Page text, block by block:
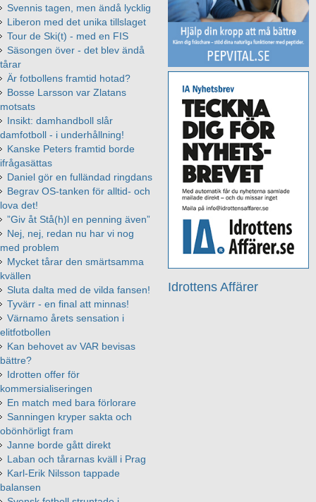
Idrottens Affärer
Svennis tagen, men ändå lycklig
Liberon med det unika tillslaget
Tour de Ski(t) - med en FIS
Säsongen över - det blev ändå
tårar
Är fotbollens framtid hotad?
Bosse Larsson var Zlatans
motsats
Insikt: damhandboll slår
damfotboll - i underhållning!
Kanske Peters framtid borde
ifrågasättas
Daniel gör en fulländad ringdans
Begrav OS-tanken för alltid- och
lova det!
”Giv åt Stå(h)l en penning även”
Nej, nej, redan nu har vi nog
med problem
Mycket tårar den smärtsamma
kvällen
Sluta dalta med de vilda fansen!
Tyvärr - en final att minnas!
Värnamo årets sensation i
elitfotbollen
Kan behovet av VAR bevisas
bättre?
Idrotten offer för
kommersialiseringen
En match med bara förlorare
Sanningen kryper sakta och
obönhörligt fram
Janne borde gått direkt
Laban och tårarnas kväll i Prag
Karl-Erik Nilsson tappade
balansen